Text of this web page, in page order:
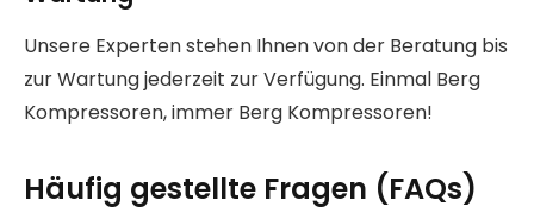
Unsere Experten stehen Ihnen von der Beratung bis
zur Wartung jederzeit zur Verfügung. Einmal Berg
Kompressoren, immer Berg Kompressoren!
Häufig gestellte Fragen (FAQs)